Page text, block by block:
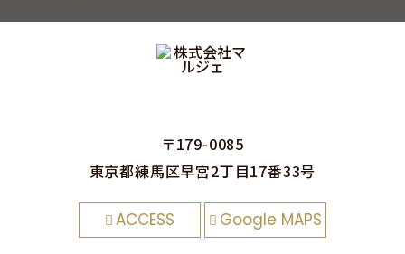
〒179-0085
東京都練⾺区早宮2丁⽬17番33号
ACCESS Google MAPS